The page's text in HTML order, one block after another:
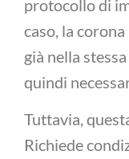
protocollo di
caso, la
già nella
quindi
Tuttavia,
Richiede